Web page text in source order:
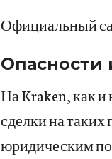
Официальный
Опасности
На Kraken, как и
сделки на
юридическим